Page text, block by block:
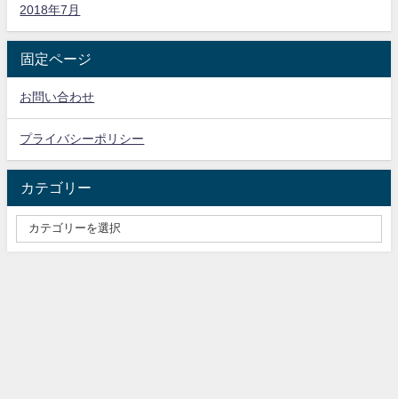
2018年7月
固定ページ
お問い合わせ
プライバシーポリシー
カテゴリー